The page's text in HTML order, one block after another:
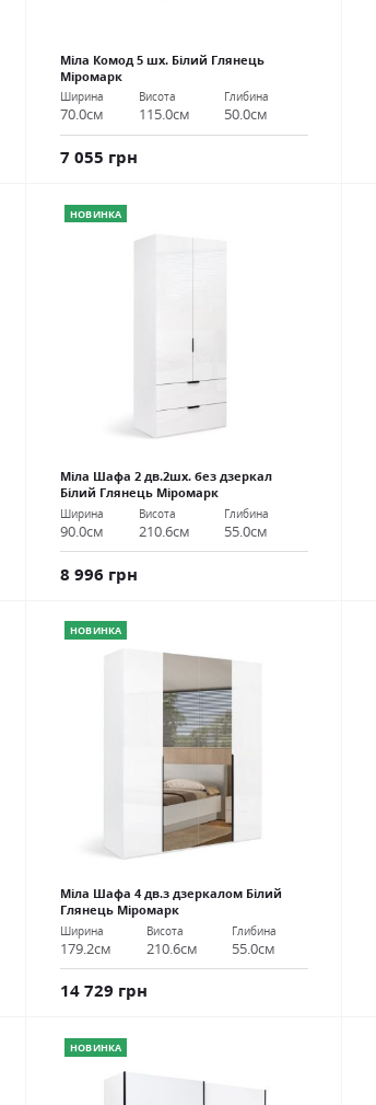
Міла Комод 5 шх. Білий Глянець
Міромарк
Ширина
70.0см
Висота
115.0см
Глибина
50.0см
7 055 грн
НОВИНКА
Міла Шафа 2 дв.2шх. без дзеркал
Білий Глянець Міромарк
Ширина
90.0см
Висота
210.6см
Глибина
55.0см
8 996 грн
НОВИНКА
Міла Шафа 4 дв.з дзеркалом Білий
Глянець Міромарк
Ширина
179.2см
Висота
210.6см
Глибина
55.0см
14 729 грн
НОВИНКА